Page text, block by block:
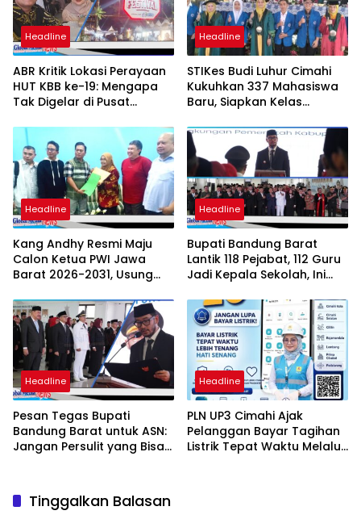
Headline
ABR Kritik Lokasi Perayaan
HUT KBB ke-19: Mengapa
Tak Digelar di Pusat
Headline
STIKes Budi Luhur Cimahi
Kukuhkan 337 Mahasiswa
Baru, Siapkan Kelas
Student Exchange ke
Filipina
Headline
Kang Andhy Resmi Maju
Calon Ketua PWI Jawa
Barat 2026-2031, Usung
Headline
Bupati Bandung Barat
Lantik 118 Pejabat, 112 Guru
Jadi Kepala Sekolah, Ini
Barunya
Headline
Pesan Tegas Bupati
Bandung Barat untuk ASN:
Jangan Persulit yang Bisa
Headline
PLN UP3 Cimahi Ajak
Pelanggan Bayar Tagihan
Listrik Tepat Waktu Melalui
Tinggalkan Balasan